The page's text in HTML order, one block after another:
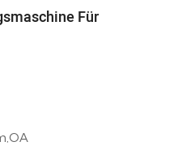
Für